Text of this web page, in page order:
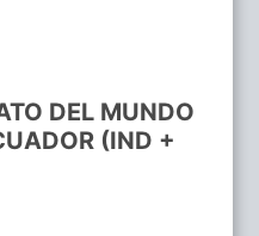
DEL MUNDO
(IND +